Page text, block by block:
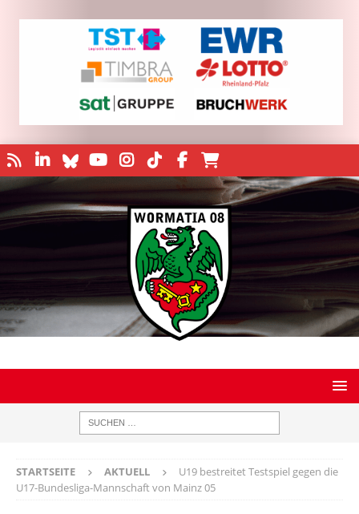
STARTSEITE AKTUELL
U19 bestreitet Testspiel gegen die
U17-Bundesliga-Mannschaft von Mainz 05